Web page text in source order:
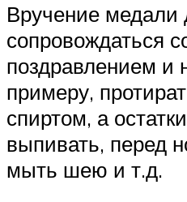
Вручение медали
сопровождаться
поздравлением и
примеру,
спиртом, а
выпивать, перед
мыть шею и т.д.